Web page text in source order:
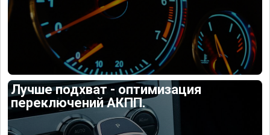
Лучше подхват - оптимизация
переключений АКПП.